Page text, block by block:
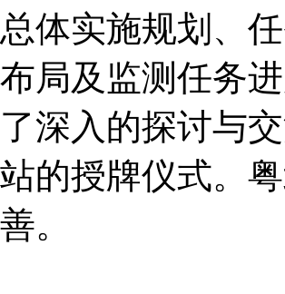
总体实施规划、
布局及监测任务
了深入的探讨与
站的授牌仪式。
善。